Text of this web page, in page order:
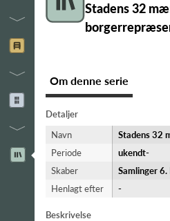
Stadens 32
Om denne serie
Detaljer
Navn
Stadens 32
Periode
ukendt-​
Skaber
Samlinger
Henlagt efter
-
Beskrivelse